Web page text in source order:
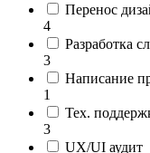
Перенос
4
Разработка
3
Написание
1
Тех.
3
UX/UI аудит